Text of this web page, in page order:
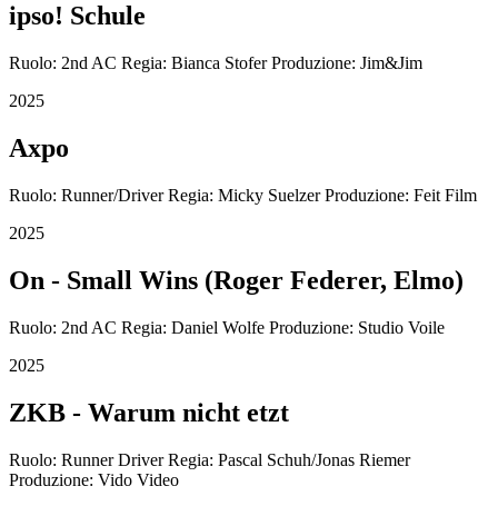
ipso! Schule
Ruolo: 2nd AC Regia: Bianca Stofer Produzione: Jim&Jim
2025
Axpo
Ruolo: Runner/Driver Regia: Micky Suelzer Produzione: Feit Film
2025
On - Small Wins (Roger Federer, Elmo)
Ruolo: 2nd AC Regia: Daniel Wolfe Produzione: Studio Voile
2025
ZKB - Warum nicht etzt
Ruolo: Runner Driver Regia: Pascal Schuh/Jonas Riemer
Produzione: Vido Video